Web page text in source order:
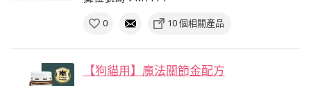
0 10 個相關產品
【狗貓用】魔法關節金配方